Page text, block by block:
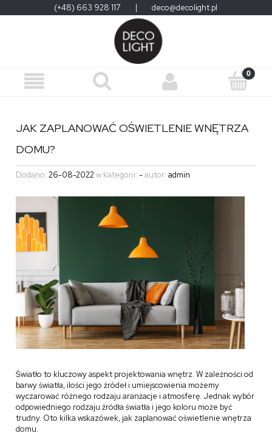
(+48) 663 928 117 | deco@decolight.pl
JAK ZAPLANOWAĆ OŚWIETLENIE WNĘTRZA
DOMU?
Dodano: 26-08-2022w kategorii: -autor: admin
Światło to kluczowy aspekt projektowania wnętrz. W zależności od
barwy światła, ilości jego źródeł i umiejscowienia możemy
wyczarować różnego rodzaju aranżacje i atmosferę. Jednak wybór
odpowiedniego rodzaju źródła światła i jego koloru może być
trudny. Oto kilka wskazówek, jak zaplanować oświetlenie wnętrza
domu.